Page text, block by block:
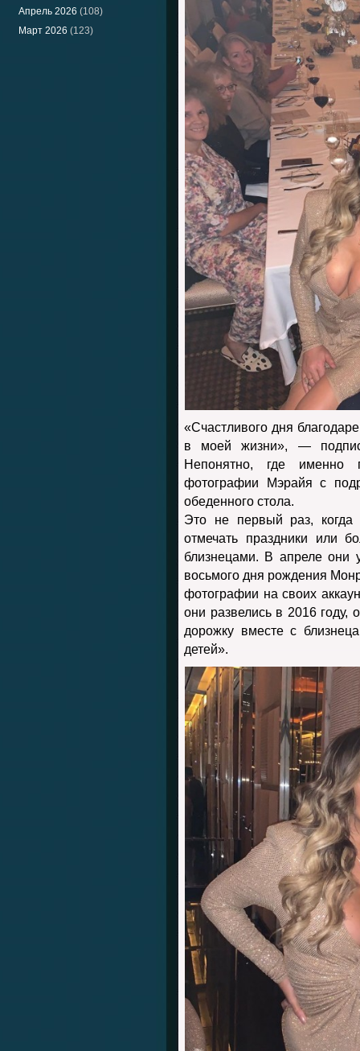
Апрель 2026 (108)
Март 2026 (123)
«Счастливого дня
в моей жизни», —
Непонятно, где именно
фотографии Мэрайя с
обеденного стола.
Это не первый раз,
отмечать праздники или
близнецами. В апреле они
восьмого дня рождения
фотографии на своих
они развелись в 2016
дорожку вместе с
детей».